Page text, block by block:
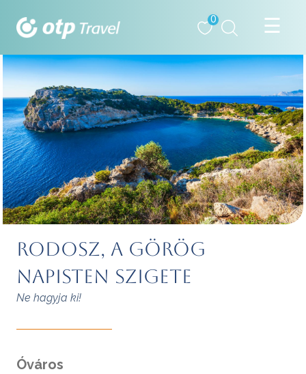
0
Rodosz, a görög
napisten szigete
Ne hagyja ki!
Óváros